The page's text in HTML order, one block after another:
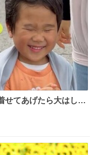
せてあげたら大はしゃ
代物を提供してくれ